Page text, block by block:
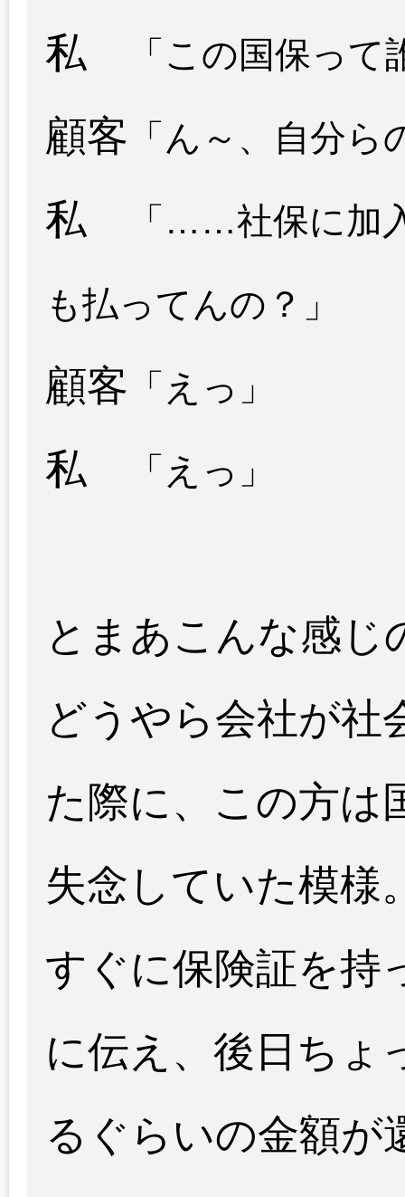
私 「この国保っ
顧客 「ん～、自分ら
私
「……社保に加
も払ってんの？」
顧客 「えっ」
私 「えっ」
とまあこんな感じ
どうやら会社が社
た際に、この方は
失念していた模様
すぐに保険証を持
に伝え、後日ちょ
るぐらいの金額が